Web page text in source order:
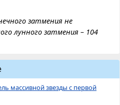
затмения не
лунного затмения – 104
массивной звезды с первой